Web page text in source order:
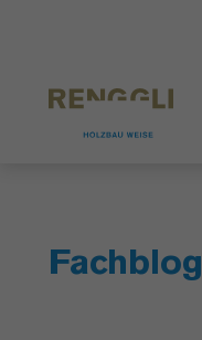
Fachblog